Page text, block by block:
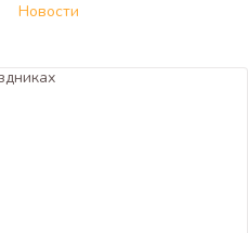
Новости